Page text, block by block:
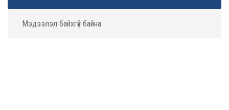
Мэдээлэл байхгүй байна